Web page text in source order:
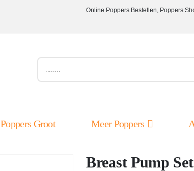
Online Poppers Bestellen, Poppers
Poppers Groot Meer Poppers
Breast Pump